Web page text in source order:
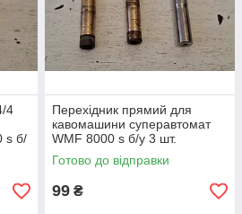
4
s б/
Перехідник прямий для
кавомашини суперавтомат
WMF 8000 s б/у 3 шт.
Готово до відправки
99 ₴